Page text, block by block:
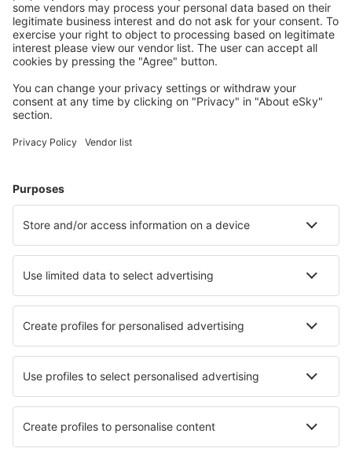
Planifică ȋn siguranţă
Rezervare fără griji cu opțiune gratuită de anulare.
Economiseşte mai mult
conectați.
Cele mai căutate cazări de către utilizatorii eSky
Cazare în Ucraina - Orașe populare
Cazare în Hatne Cazare în Odessa
Cazare Mamaivci Village Cazare Rodnikovka